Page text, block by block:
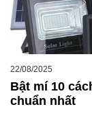
22/08/2025
Bật mí 10
chuẩn nhất